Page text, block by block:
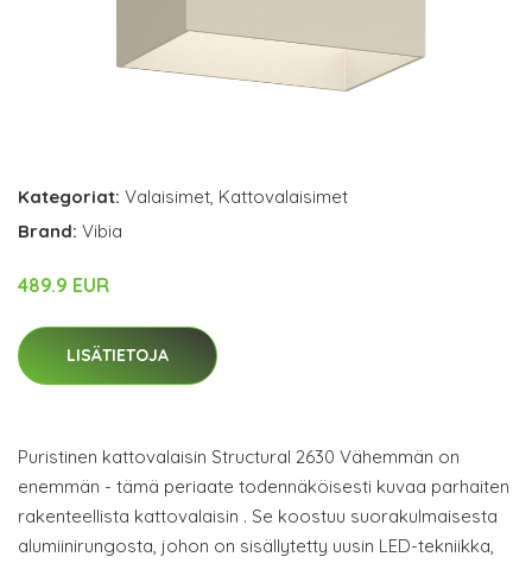
Kategoriat: Valaisimet, Kattovalaisimet
Brand: Vibia
489.9 EUR
LISÄTIETOJA
Puristinen kattovalaisin Structural 2630 Vähemmän on
enemmän - tämä periaate todennäköisesti kuvaa parhaiten
rakenteellista kattovalaisin . Se koostuu suorakulmaisesta
alumiinirungosta, johon on sisällytetty uusin LED-tekniikka,